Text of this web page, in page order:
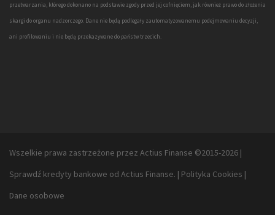
przetwarzania, którego dokonano na podstawie zgody przed jej cofnięciem, jak również prawo do złożenia
skargi do organu nadzorczego. Dane nie będą podlegały zautomatyzowanemu podejmowaniu decyzji,
ani profilowaniu i nie będą przekazywane do państw trzecich.
Wszelkie prawa zastrzeżone przez Actius Finanse ©2015-2026 |
Sprawdź kredyty bankowe od Actius Finanse. | Polityka Cookies |
Dane osobowe